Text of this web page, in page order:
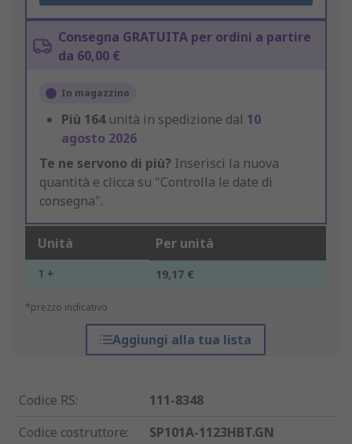
Consegna GRATUITA per ordini a partire
da 60,00 €
In magazzino
Più 164 unità in spedizione dal 10
agosto 2026
Te ne servono di più? Inserisci la nuova
quantità e clicca su "Controlla le date di
consegna".
Unità Per unità
1 + 19,17 €
*prezzo indicativo
Aggiungi alla tua lista
Codice RS:
111-8348
Codice costruttore:
SP101A-1123HBT.GN